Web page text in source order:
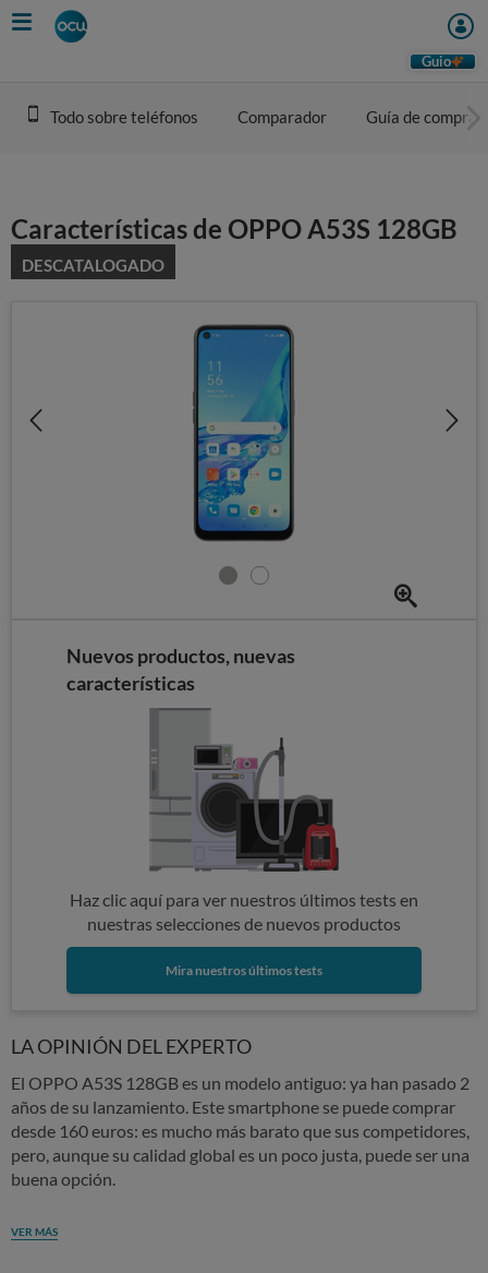
Skip
to
Guio
Todo sobre teléfonos Comparador Guía de compra
Características de OPPO A53S 128GB
DESCATALOGADO
Nuevos productos, nuevas
características
Haz clic aquí para ver nuestros últimos tests en
nuestras selecciones de nuevos productos
Mira nuestros últimos tests
LA OPINIÓN DEL EXPERTO
El OPPO A53S 128GB es un modelo antiguo: ya han pasado 2
años de su lanzamiento. Este smartphone se puede comprar
desde 160 euros: es mucho más barato que sus competidores,
pero, aunque su calidad global es un poco justa, puede ser una
buena opción.
VER MÁS